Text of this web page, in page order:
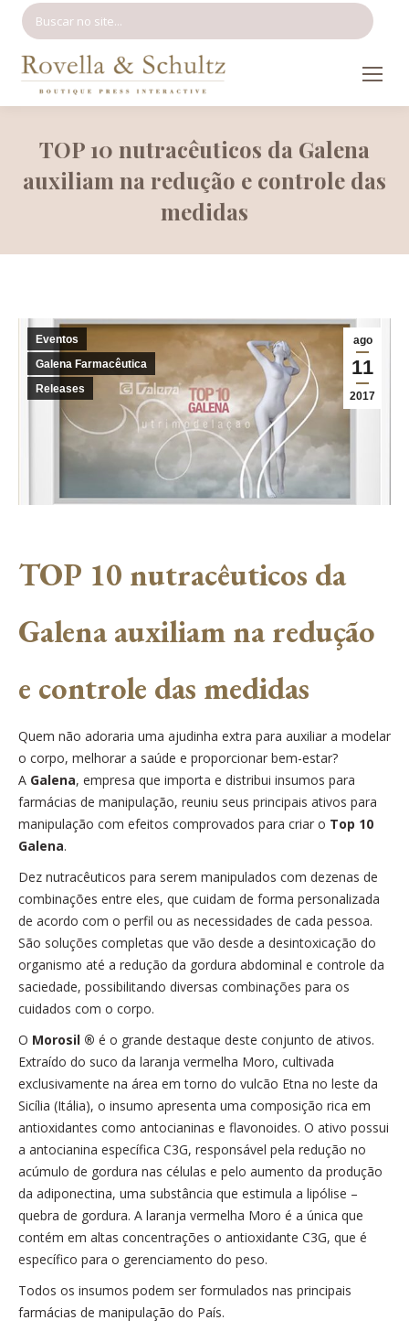
TOP 10 nutracêuticos da Galena
auxiliam na redução e controle das
medidas
ago
11
2017
Eventos
Galena Farmacêutica
Releases
TOP 10 nutracêuticos da
Galena auxiliam na redução
e controle das medidas
Quem não adoraria uma ajudinha extra para auxiliar a modelar
o corpo, melhorar a saúde e proporcionar bem-estar?
A Galena, empresa que importa e distribui insumos para
farmácias de manipulação, reuniu seus principais ativos para
manipulação com efeitos comprovados para criar o Top 10
Galena.
Dez nutracêuticos para serem manipulados com dezenas de
combinações entre eles, que cuidam de forma personalizada
de acordo com o perfil ou as necessidades de cada pessoa.
São soluções completas que vão desde a desintoxicação do
organismo até a redução da gordura abdominal e controle da
saciedade, possibilitando diversas combinações para os
cuidados com o corpo.
O Morosil ® é o grande destaque deste conjunto de ativos.
Extraído do suco da laranja vermelha Moro, cultivada
exclusivamente na área em torno do vulcão Etna no leste da
Sicília (Itália), o insumo apresenta uma composição rica em
antioxidantes como antocianinas e flavonoides. O ativo possui
a antocianina específica C3G, responsável pela redução no
acúmulo de gordura nas células e pelo aumento da produção
da adiponectina, uma substância que estimula a lipólise –
quebra de gordura. A laranja vermelha Moro é a única que
contém em altas concentrações o antioxidante C3G, que é
específico para o gerenciamento do peso.
Todos os insumos podem ser formulados nas principais
farmácias de manipulação do País.